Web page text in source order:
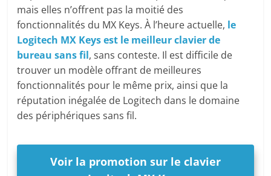
mais elles n’offrent pas la moitié des
fonctionnalités du MX Keys. À l’heure actuelle, le
Logitech MX Keys est le meilleur clavier de
bureau sans fil, sans conteste. Il est difficile de
trouver un modèle offrant de meilleures
fonctionnalités pour le même prix, ainsi que la
réputation inégalée de Logitech dans le domaine
des périphériques sans fil.
Voir la promotion sur le clavier